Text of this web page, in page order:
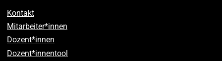
Kontakt
Mitarbeiter*innen
Dozent*innen
Dozent*innentool